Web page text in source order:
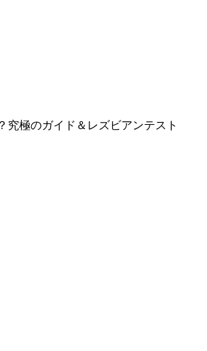
究極のガイド＆レズビアンテスト